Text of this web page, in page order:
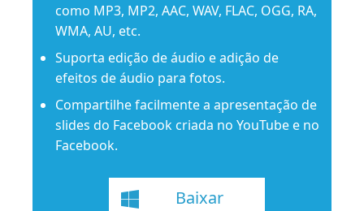
como MP3, MP2, AAC, WAV, FLAC, OGG, RA,
WMA, AU, etc.
Suporta edição de áudio e adição de
efeitos de áudio para fotos.
Compartilhe facilmente a apresentação de
slides do Facebook criada no YouTube e no
Facebook.
Baixar